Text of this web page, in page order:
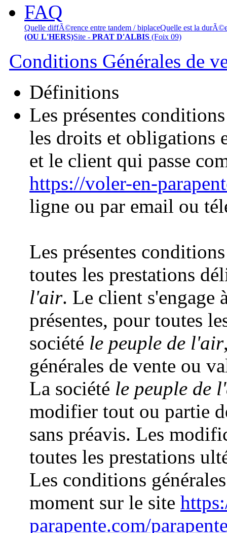
FAQ
Quelle diffÃ©rence entre tandem / biplaceQuelle est la
(OU L'HERS)Site - PRAT D'ALBIS (Foix 09)
Conditions Générales de
Définitions
Les présentes
les droits et obligations
et le client qui passe
https://voler-en-
ligne ou par email ou
Les présentes
toutes les prestations
l'air. Le client s'engage
présentes, pour toutes
société le peuple de l'air
générales de vente ou
La société le peuple de
modifier tout ou partie
sans préavis. Les
toutes les prestations
Les conditions
moment sur le site
parapente.com/